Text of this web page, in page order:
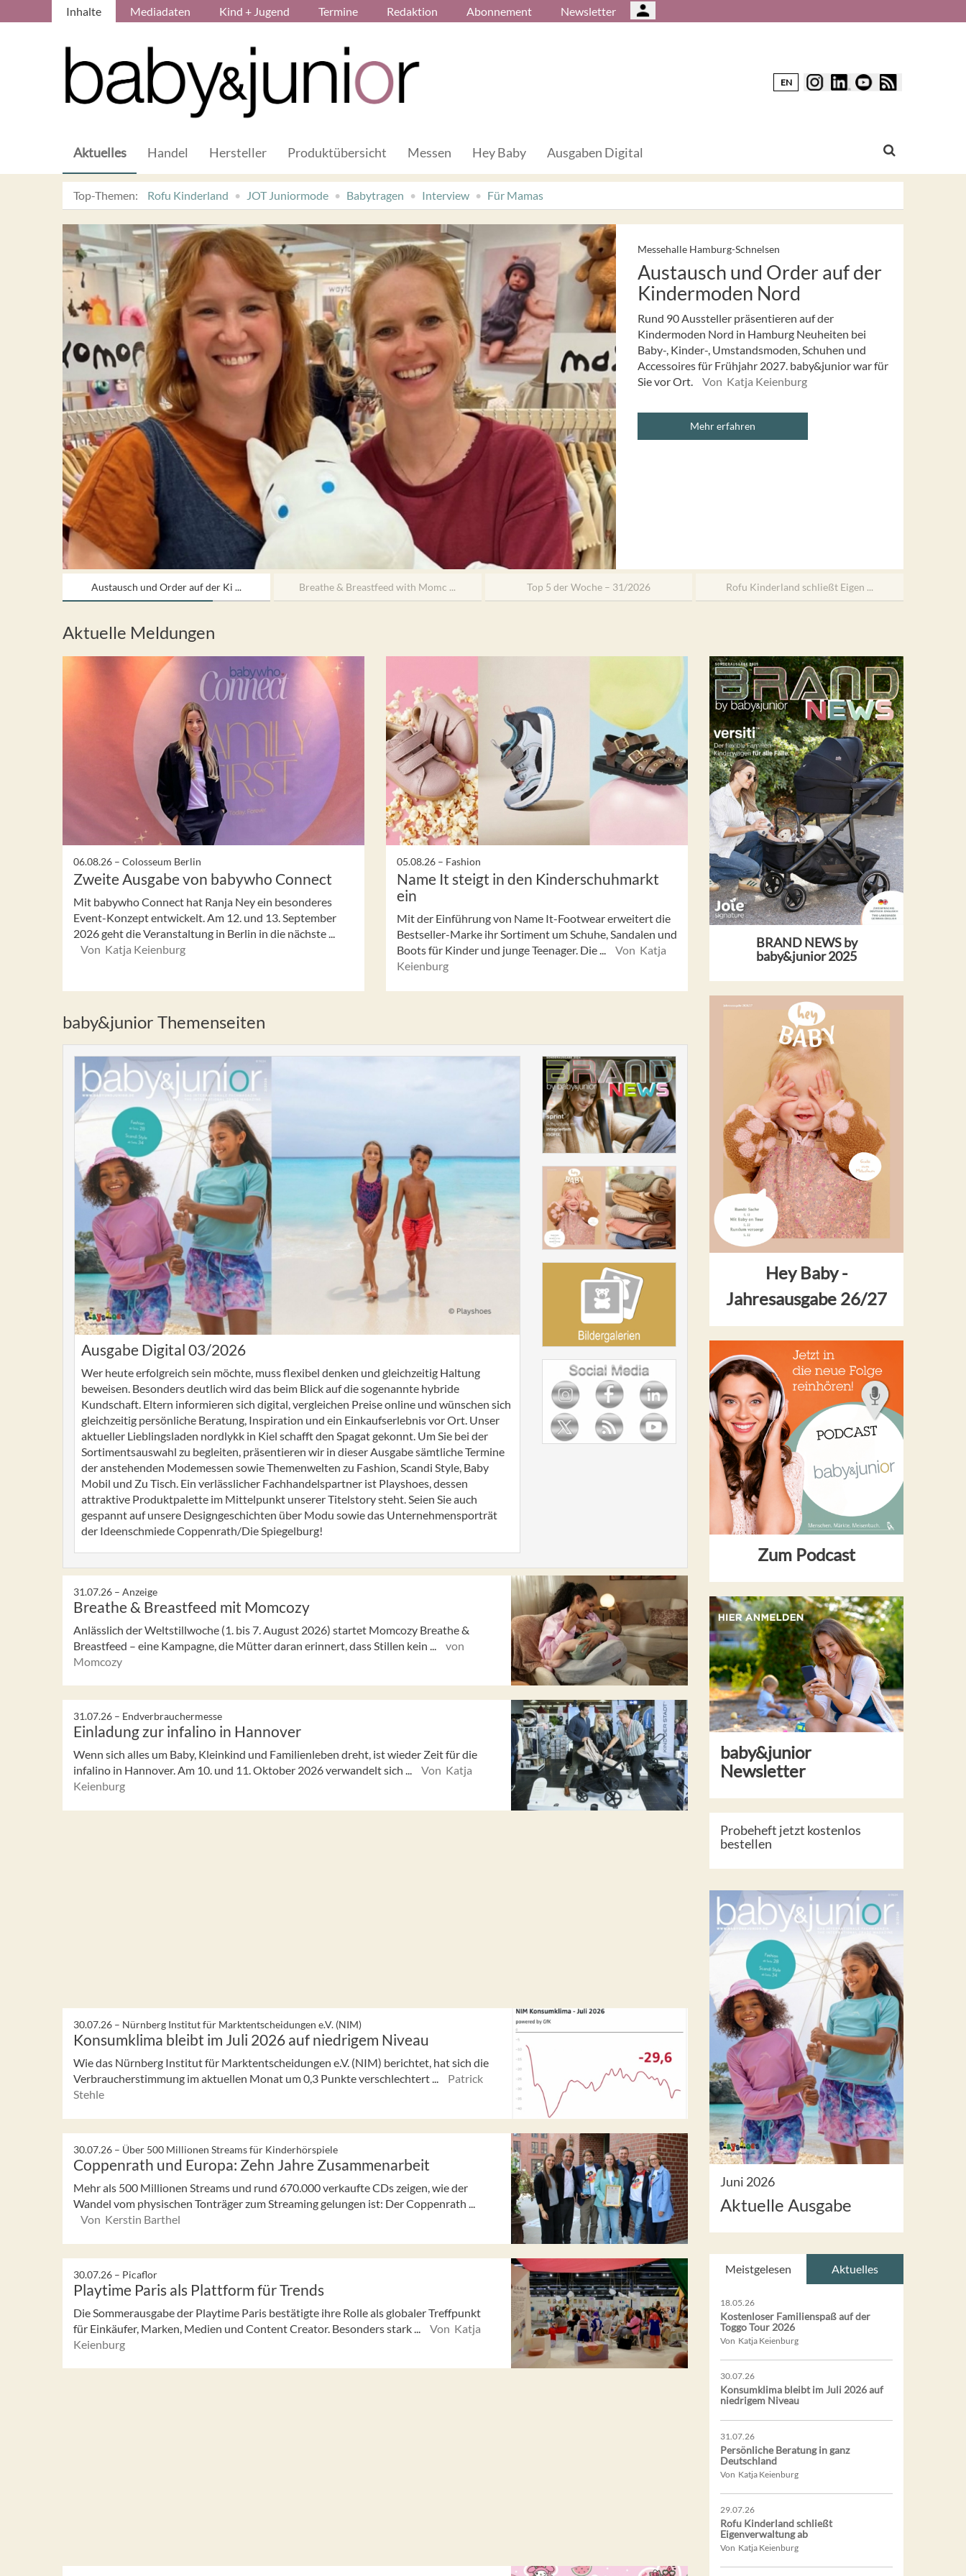
Inhalte Mediadaten Kind + Jugend Termine Redaktion Abonnement Newsletter
EN
Aktuelles Handel Hersteller Produktübersicht Messen Hey Baby Ausgaben Digital
Top-Themen: Rofu Kinderland JOT Juniormode Babytragen Interview Für Mamas
Messehalle Hamburg-Schnelsen
Austausch und Order auf der
Kindermoden Nord
Rund 90 Aussteller präsentieren auf der
Kindermoden Nord in Hamburg Neuheiten bei
Baby-, Kinder-, Umstandsmoden, Schuhen und
Accessoires für Frühjahr 2027. baby&junior war für
Sie vor Ort.
Von Katja Keienburg
Mehr erfahren
Austausch und Order auf der Ki ... Breathe & Breastfeed with Momc ... Top 5 der Woche – 31/2026 Rofu Kinderland schließt Eigen ...
Aktuelle Meldungen
06.08.26 – Colosseum Berlin
Zweite Ausgabe von babywho Connect
Mit babywho Connect hat Ranja Ney ein besonderes
Event-Konzept entwickelt. Am 12. und 13. September
2026 geht die Veranstaltung in Berlin in die nächste ...
Von Katja Keienburg
05.08.26 – Fashion
Name It steigt in den Kinderschuhmarkt
ein
Mit der Einführung von Name It-Footwear erweitert die
Bestseller-Marke ihr Sortiment um Schuhe, Sandalen und
Boots für Kinder und junge Teenager. Die ...
Von Katja
Keienburg
baby&junior Themenseiten
Ausgabe Digital 03/2026
Wer heute erfolgreich sein möchte, muss flexibel denken und gleichzeitig Haltung
beweisen. Besonders deutlich wird das beim Blick auf die sogenannte hybride
Kundschaft. Eltern informieren sich digital, vergleichen Preise online und wünschen sich
gleichzeitig persönliche Beratung, Inspiration und ein Einkaufserlebnis vor Ort. Unser
aktueller Lieblingsladen nordlykk in Kiel schafft den Spagat gekonnt. Um Sie bei der
Sortimentsauswahl zu begleiten, präsentieren wir in dieser Ausgabe sämtliche Termine
der anstehenden Modemessen sowie Themenwelten zu Fashion, Scandi Style, Baby
Mobil und Zu Tisch. Ein verlässlicher Fachhandelspartner ist Playshoes, dessen
attraktive Produktpalette im Mittelpunkt unserer Titelstory steht. Seien Sie auch
gespannt auf unsere Designgeschichten über Modu sowie das Unternehmensporträt
der Ideenschmiede Coppenrath/Die Spiegelburg!
31.07.26 – Anzeige
Breathe & Breastfeed mit Momcozy
Anlässlich der Weltstillwoche (1. bis 7. August 2026) startet Momcozy Breathe &
Breastfeed – eine Kampagne, die Mütter daran erinnert, dass Stillen kein ...
von
Momcozy
31.07.26 – Endverbrauchermesse
Einladung zur infalino in Hannover
Wenn sich alles um Baby, Kleinkind und Familienleben dreht, ist wieder Zeit für die
infalino in Hannover. Am 10. und 11. Oktober 2026 verwandelt sich ...
Von Katja
Keienburg
30.07.26 – Nürnberg Institut für Marktentscheidungen e.V. (NIM)
Konsumklima bleibt im Juli 2026 auf niedrigem Niveau
Wie das Nürnberg Institut für Marktentscheidungen e.V. (NIM) berichtet, hat sich die
Verbraucherstimmung im aktuellen Monat um 0,3 Punkte verschlechtert ...
Patrick
Stehle
30.07.26 – Über 500 Millionen Streams für Kinderhörspiele
Coppenrath und Europa: Zehn Jahre Zusammenarbeit
Mehr als 500 Millionen Streams und rund 670.000 verkaufte CDs zeigen, wie der
Wandel vom physischen Tonträger zum Streaming gelungen ist: Der Coppenrath ...
Von Kerstin Barthel
30.07.26 – Picaflor
Playtime Paris als Plattform für Trends
Die Sommerausgabe der Playtime Paris bestätigte ihre Rolle als globaler Treffpunkt
für Einkäufer, Marken, Medien und Content Creator. Besonders stark ...
Von Katja
Keienburg
BRAND NEWS by
baby&junior 2025
Hey Baby -
Jahresausgabe 26/27
Zum Podcast
baby&junior
Newsletter
Probeheft jetzt kostenlos
bestellen
Juni 2026
Aktuelle Ausgabe
Meistgelesen Aktuelles
18.05.26
Kostenloser Familienspaß auf der
Toggo Tour 2026
Von Katja Keienburg
30.07.26
Konsumklima bleibt im Juli 2026 auf
niedrigem Niveau
31.07.26
Persönliche Beratung in ganz
Deutschland
Von Katja Keienburg
29.07.26
Rofu Kinderland schließt
Eigenverwaltung ab
Von Katja Keienburg